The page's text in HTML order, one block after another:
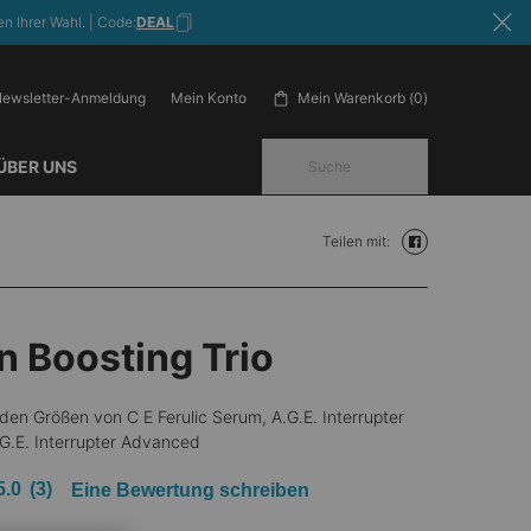
Ihrer Wahl. | Code:DEAL
Anmeldung Mein Konto Mein Warenkorb 0
0 Produkt im Warenkorb
UNS Suche
Teilen mit: Teilen mit:
Boosting Trio
Größen von C E Ferulic Serum, A.G.E. Interrupter
Interrupter Advanced
(3) Eine Bewertung schreiben